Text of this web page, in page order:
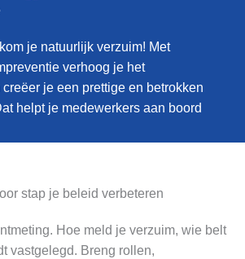
je natuurlijk verzuim! Met
verhoog je het
je een prettige en betrokken
helpt je medewerkers aan boord
stap je beleid verbeteren
Hoe meld je verzuim, wie belt
vastgelegd. Breng rollen,